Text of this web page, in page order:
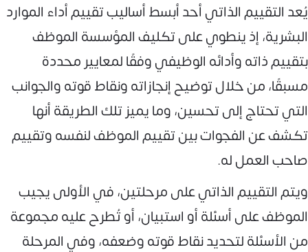
يُعد التقييم الذاتي أحد أبسط أساليب تقييم أداء الموارد
البشرية، إذ ينطوي على تكليف المؤسسة الموظف
بتقييم ذاته وأدائه الوظيفي وفقًا لمعايير محددة
مسبقًا، من خلال توضيح إنجازاته ونقاط قوته والجوانب
التي تحتاج إلى تحسين، وما يميز تلك الطريقة أنها
تكشف عن الفجوات بين تقييم الموظف لنفسه وتقييم
صاحب العمل له.
ويتم التقييم الذاتي على مرحلتين، في الأولى يجيب
الموظف على أسئلة أو استبيان، أو تُطرح عليه مجموعة
من الأسئلة لتحديد نقاط قوته وضعفه، وفي المرحلة